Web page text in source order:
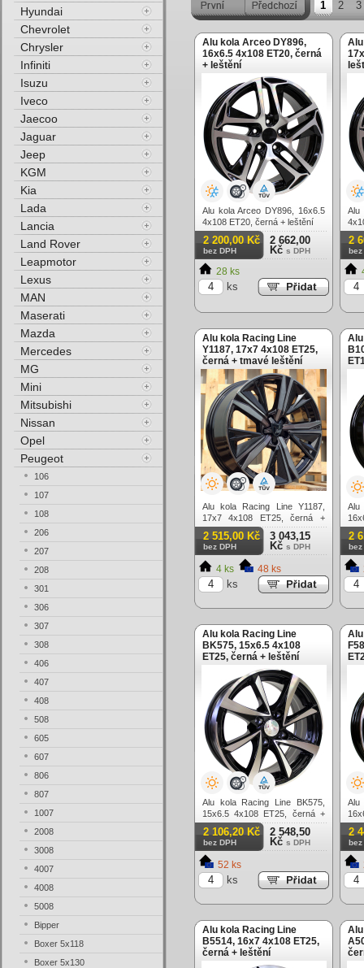
1 2 3
Alu kola Arceo DY896,
16x6.5 4x108 ET20, černá
+ leštění
Alu kola Arceo DY896, 16x6.5
4x108 ET20, černá + leštění
2 200,00 Kč
bez DPH
2 662,00
Kč s DPH
28 ks
ks
Alu
2
bez
Alu kola Racing Line
Y1187, 17x7 4x108 ET25,
černá + tmavé leštění
Alu kola Racing Line Y1187,
17x7 4x108 ET25, černá +
tmavé leštění
2 515,00 Kč
bez DPH
3 043,15
Kč s DPH
4 ks 48 ks
ks
Alu
2
bez
Alu kola Racing Line
BK575, 15x6.5 4x108
ET25, černá + leštění
Alu kola Racing Line BK575,
15x6.5 4x108 ET25, černá +
leštění
2 106,20 Kč
bez DPH
2 548,50
Kč s DPH
52 ks
ks
Alu
2
bez
Alu kola Racing Line
B5514, 16x7 4x108 ET25,
černá + leštění
Hyundai
Chevrolet
Chrysler
Infiniti
Isuzu
Iveco
Jaecoo
Jaguar
Jeep
KGM
Kia
Lada
Lancia
Land Rover
Leapmotor
Lexus
MAN
Maserati
Mazda
Mercedes
MG
Mini
Mitsubishi
Nissan
Opel
Peugeot
106
107
108
206
207
208
301
306
307
308
406
407
408
508
605
607
806
807
1007
2008
3008
4007
4008
5008
Bipper
Boxer 5x118
Boxer 5x130